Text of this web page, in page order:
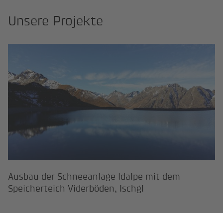
Unsere Projekte
Ausbau der Schneeanlage Idalpe mit dem
Speicherteich Viderböden, Ischgl